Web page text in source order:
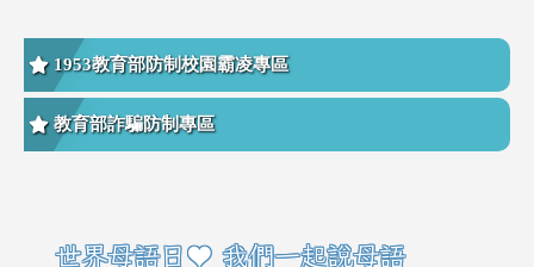
1953教育部防制校園霸凌專區
教育部詐騙防制專區
右邊區域內容
世界母語日♥ 我們一起說母語